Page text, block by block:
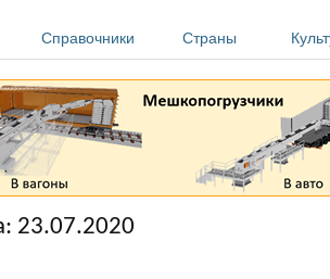
Справочники Страны
23.07.2020